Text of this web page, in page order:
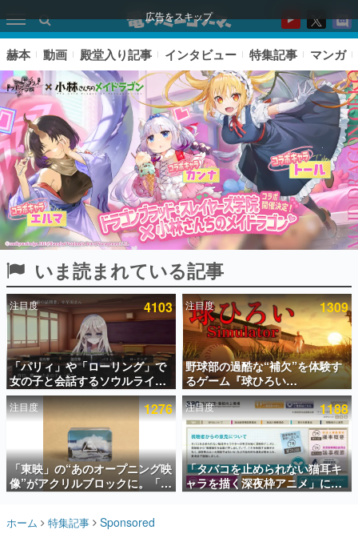
広告をスキップ
ピックアップ
電ファミのいま読まれている記事ランキング
アプリセール情報
インタビュー
連載・特集一覧
殿堂入り記事
SNS拡散数が数千以上！ ページビュー数万以上！ などな
ど。多くの人々に読まれた、電ファミ渾身の“殿堂入り”記
事をまとめました。
名作ゲームクリエイターの方々に製作時のエピソードをお
赫本 動画 殿堂入り記事 インタビュー 特集記事 マンガ
いま読まれている記事
注目度 4103
「パリィ」や「ローリング」で
女の子と会話するソウルライク
恋愛ゲーム『小早川さんはソウ
ルライク』無料公開。返事に失
敗すると「YOU DIED」
注目度 1309
野球部の過酷な“補欠”を体験す
るゲーム『球ひろい
Simulator』が「1件」のウィッ
シュリストをもとにチェコ語に
対応しSNSで話題に。『キング
ダム・カム』開発元やチェコの
プロ野球選手から称賛の声
注目度 1276
「東映」の“あのオープニング映
像”がアクリルブロックに。「東
映ヒストリカル グッズコレクシ
注目度 1188
「タバコを止められない猫耳キ
ャラを描く深夜枠アニメ」に視
聴者の一部から批判意見。違法
ホーム 特集記事 Sponsored